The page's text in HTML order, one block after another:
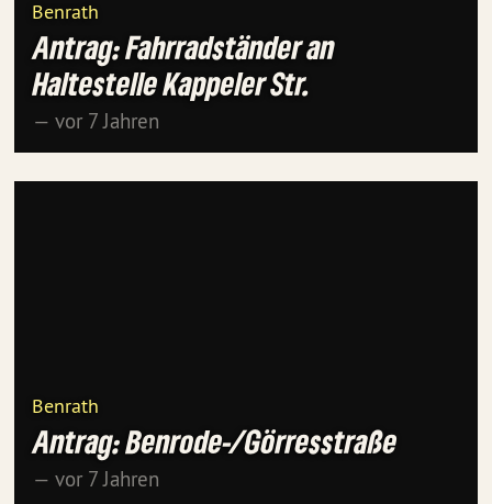
Benrath
Antrag: Fahrradständer an
Haltestelle Kappeler Str.
— vor 7 Jahren
Benrath
Antrag: Benrode-/Görresstraße
— vor 7 Jahren